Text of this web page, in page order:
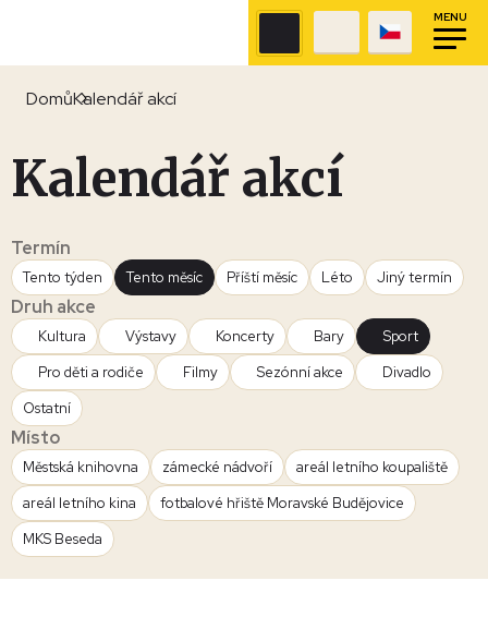
MENU
DomůKalendář akcí
Kalendář akcí
Termín
Tento týden Tento měsíc Příští měsíc Léto Jiný termín
Druh akce
Kultura Výstavy Koncerty Bary
Sport
Pro děti a rodiče
Filmy Sezónní akce
Divadlo
Ostatní
Místo
Městská knihovna zámecké nádvoří
areál letního koupaliště
areál letního kina
fotbalové hřiště Moravské Budějovice
MKS Beseda